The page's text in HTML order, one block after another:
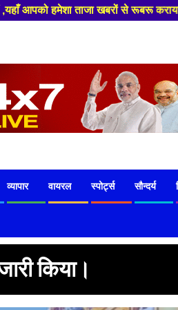
से रूबरू कराया जाएगा , खबर ओर
व्यापार वायरल स्पोर्ट्स सौन्दर्य
किया।